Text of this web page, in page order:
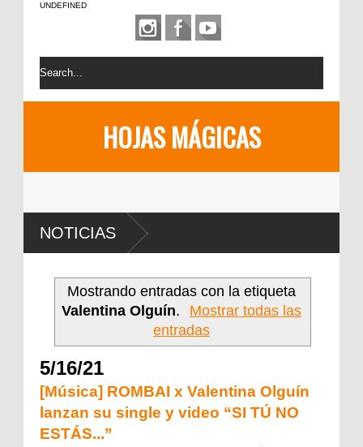
UNDEFINED
HOJAS MÁGICAS
NOTICIAS
Mostrando entradas con la etiqueta
Valentina Olguín.
Mostrar todas las
entradas
5/16/21
[Música] ROMBAI x Valentina Olguín
lanzan su single y video “SI TÚ NO
ESTÁS...”